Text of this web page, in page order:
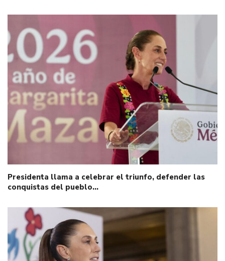
Presidenta llama a celebrar el triunfo, defender las
conquistas del pueblo…